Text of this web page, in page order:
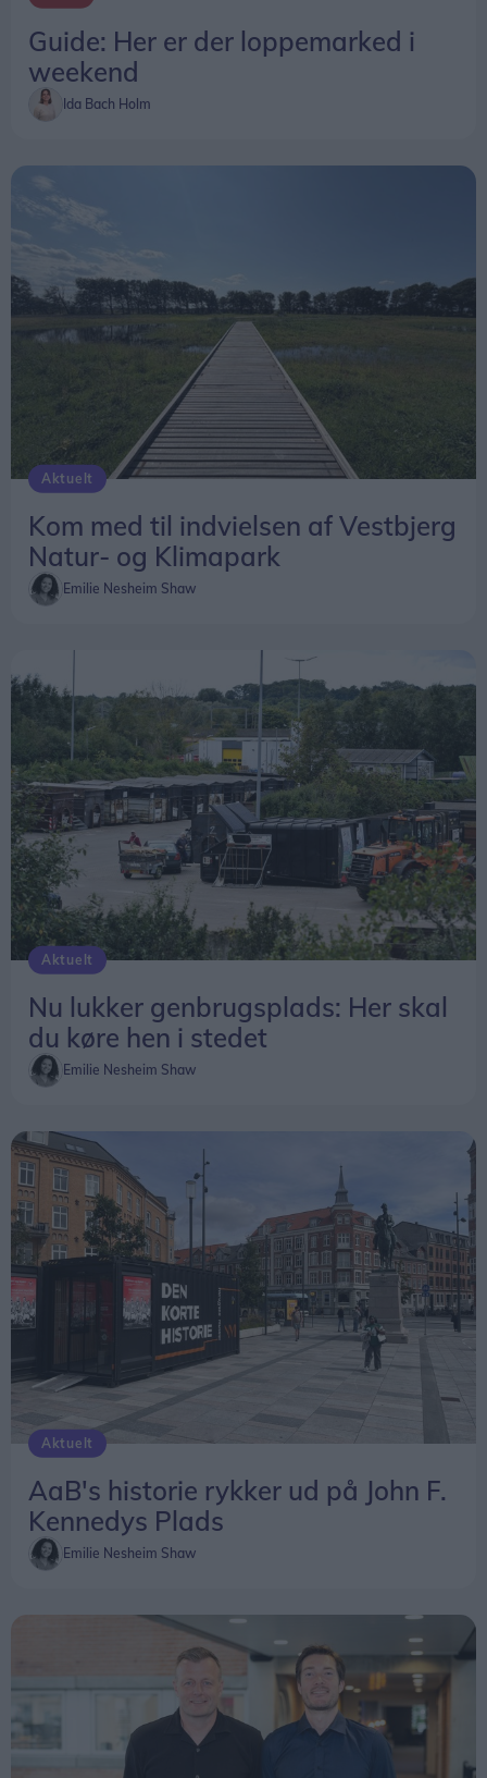
Rolighedsvej/Krogensvej/Fanøevej, 9310 Vodskov
Entré: Gratis
Guide: Her er der loppemarked i
weekend
Ida Bach Holm
Aktuelt
Kom med til indvielsen af Vestbjerg
Natur- og Klimapark
Emilie Nesheim Shaw
Aktuelt
Nu lukker genbrugsplads: Her skal
du køre hen i stedet
Emilie Nesheim Shaw
Aktuelt
AaB's historie rykker ud på John F.
Kennedys Plads
Emilie Nesheim Shaw